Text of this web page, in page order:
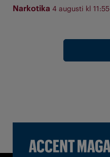
Narkotika 4 augusti kl 11:55